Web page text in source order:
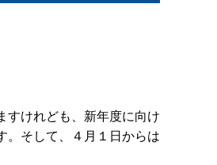
すけれども、新年度に向け
。そして、４月１日からは